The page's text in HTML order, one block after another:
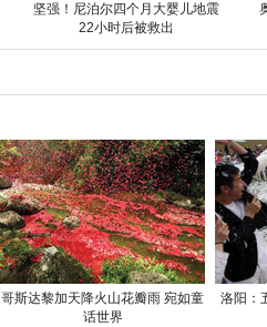
坚强！尼泊尔四个月大婴儿地震
22小时后被救出
哥斯达黎加天降火山花瓣雨 宛如童
话世界
洛阳：